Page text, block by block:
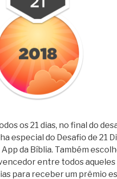
os 21 dias, no final do
especial do Desafio de 21
da Bíblia. Também
entre todos aqueles
para receber um prêmio